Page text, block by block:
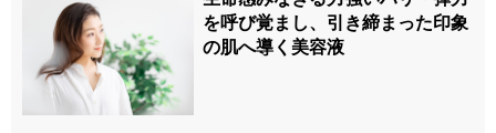
を呼び覚まし、引き締まった印象
の肌へ導く美容液